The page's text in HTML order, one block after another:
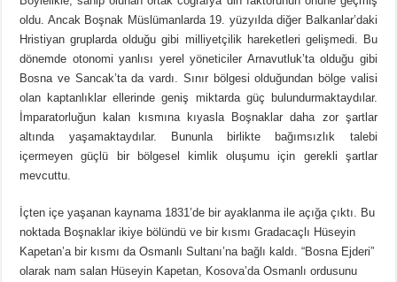
oldu. Ancak Boşnak Müslümanlarda 19. yüzyılda diğer Balkanlar’daki
Hristiyan gruplarda olduğu gibi milliyetçilik hareketleri gelişmedi. Bu
dönemde otonomi yanlısı yerel yöneticiler Arnavutluk’ta olduğu gibi
Bosna ve Sancak’ta da vardı. Sınır bölgesi olduğundan bölge valisi
olan kaptanlıklar ellerinde geniş miktarda güç bulundurmaktaydılar.
İmparatorluğun kalan kısmına kıyasla Boşnaklar daha zor şartlar
altında yaşamaktaydılar. Bununla birlikte bağımsızlık talebi
içermeyen güçlü bir bölgesel kimlik oluşumu için gerekli şartlar
mevcuttu.
İçten içe yaşanan kaynama 1831’de bir ayaklanma ile açığa çıktı. Bu
noktada Boşnaklar ikiye bölündü ve bir kısmı Gradacaçlı Hüseyin
Kapetan’a bir kısmı da Osmanlı Sultanı’na bağlı kaldı. “Bosna Ejderi”
olarak nam salan Hüseyin Kapetan, Kosova’da Osmanlı ordusunu